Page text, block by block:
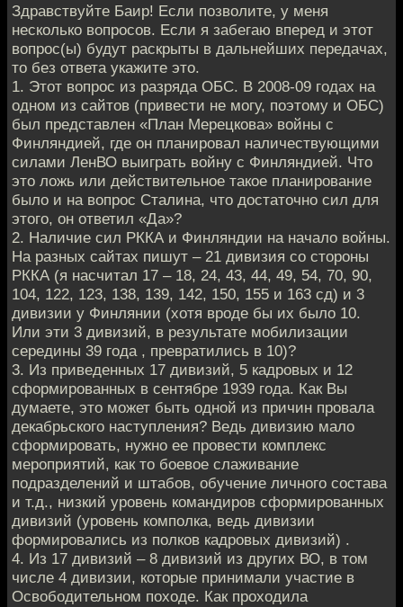
Здравствуйте Баир! Если позволите, у меня
несколько вопросов. Если я забегаю вперед и этот
вопрос(ы) будут раскрыты в дальнейших передачах,
то без ответа укажите это.
1. Этот вопрос из разряда ОБС. В 2008-09 годах на
одном из сайтов (привести не могу, поэтому и ОБС)
был представлен «План Мерецкова» войны с
Финляндией, где он планировал наличествующими
силами ЛенВО выиграть войну с Финляндией. Что
это ложь или действительное такое планирование
было и на вопрос Сталина, что достаточно сил для
этого, он ответил «Да»?
2. Наличие сил РККА и Финляндии на начало войны.
На разных сайтах пишут – 21 дивизия со стороны
РККА (я насчитал 17 – 18, 24, 43, 44, 49, 54, 70, 90,
104, 122, 123, 138, 139, 142, 150, 155 и 163 сд) и 3
дивизии у Финлянии (хотя вроде бы их было 10.
Или эти 3 дивизий, в результате мобилизации
середины 39 года , превратились в 10)?
3. Из приведенных 17 дивизий, 5 кадровых и 12
сформированных в сентябре 1939 года. Как Вы
думаете, это может быть одной из причин провала
декабрьского наступления? Ведь дивизию мало
сформировать, нужно ее провести комплекс
мероприятий, как то боевое слаживание
подразделений и штабов, обучение личного состава
и т.д., низкий уровень командиров сформированных
дивизий (уровень комполка, ведь дивизии
формировались из полков кадровых дивизий) .
4. Из 17 дивизий – 8 дивизий из других ВО, в том
числе 4 дивизии, которые принимали участие в
Освободительном походе. Как проходила